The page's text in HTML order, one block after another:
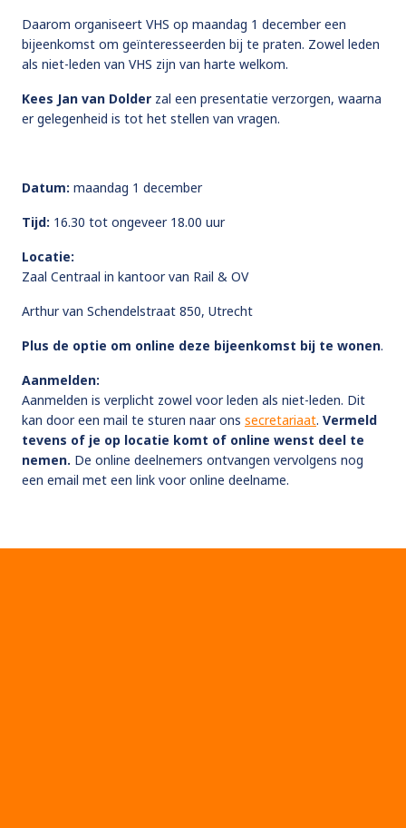
Daarom organiseert VHS op maandag 1 december een
bijeenkomst om geïnteresseerden bij te praten. Zowel leden
als niet-leden van VHS zijn van harte welkom.
Kees Jan van Dolder zal een presentatie verzorgen, waarna
er gelegenheid is tot het stellen van vragen.
Datum: maandag 1 december
Tijd: 16.30 tot ongeveer 18.00 uur
Locatie:
Zaal Centraal in kantoor van Rail & OV
Arthur van Schendelstraat 850, Utrecht
Plus de optie om online deze bijeenkomst bij te wonen.
Aanmelden:
Aanmelden is verplicht zowel voor leden als niet-leden. Dit
kan door een mail te sturen naar ons secretariaat. Vermeld
tevens of je op locatie komt of online wenst deel te
nemen. De online deelnemers ontvangen vervolgens nog
een email met een link voor online deelname.